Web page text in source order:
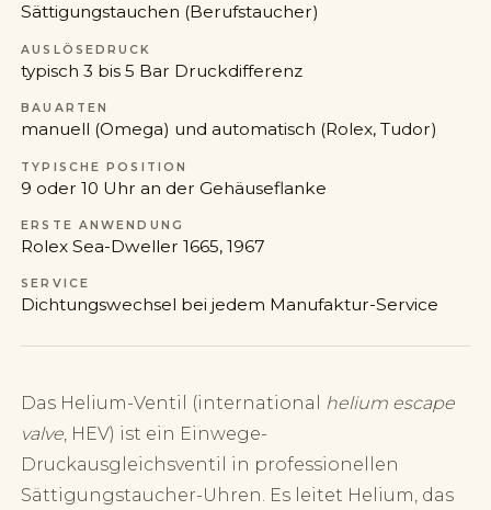
Sättigungstauchen (Berufstaucher)
AUSLÖSEDRUCK
typisch 3 bis 5 Bar Druckdifferenz
BAUARTEN
manuell (Omega) und automatisch (Rolex, Tudor)
TYPISCHE POSITION
9 oder 10 Uhr an der Gehäuseflanke
ERSTE ANWENDUNG
Rolex Sea-Dweller 1665, 1967
SERVICE
Dichtungswechsel bei jedem Manufaktur-Service
Das Helium-Ventil (international helium escape
valve, HEV) ist ein Einwege-
Druckausgleichsventil in professionellen
Sättigungstaucher-Uhren. Es leitet Helium, das